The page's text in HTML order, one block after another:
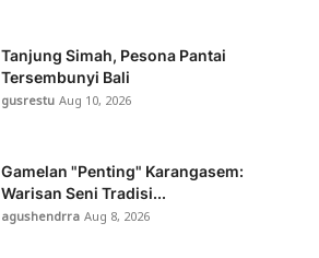
Tanjung Simah, Pesona Pantai
Tersembunyi Bali
gusrestuAug 10, 2026
Gamelan "Penting" Karangasem:
Warisan Seni Tradisi...
agushendrraAug 8, 2026